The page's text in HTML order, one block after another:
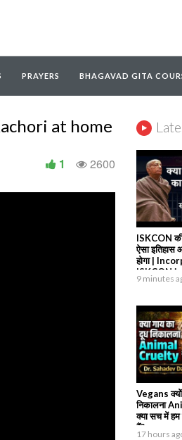
PRAYERS BHAGAVAD GITA
at home
2600
1
ISKCON
ऐसा इतिहास
होगा |
ISKCON
9 minutes
Vegans
निकालना
क्या सच में
हैं?
17 hours